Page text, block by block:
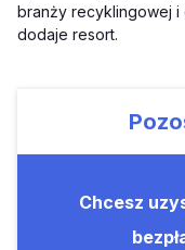
branży recyklingowej i
dodaje resort.
Chcesz